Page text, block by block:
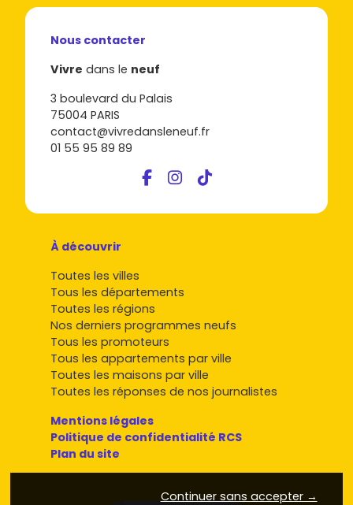
Nous contacter
Vivre dans le neuf
3 boulevard du Palais
75004 PARIS
contact@vivredansleneuf.fr
01 55 95 89 89
À découvrir
Toutes les villes
Tous les départements
Toutes les régions
Nos derniers programmes neufs
Tous les promoteurs
Tous les appartements par ville
Toutes les maisons par ville
Toutes les réponses de nos journalistes
Mentions légales
Politique de confidentialité RCS
Plan du site
Continuer sans accepter →